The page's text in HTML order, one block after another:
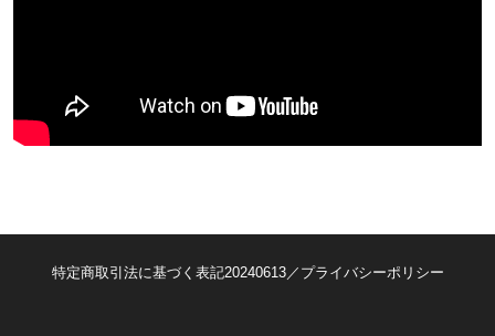
特定商取引法に基づく表記20240613／プライバシーポリシー